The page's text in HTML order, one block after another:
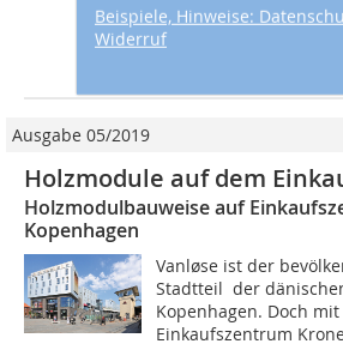
Beispiele, Hinweise:
Widerruf
Schulbauoffensive
Ausgabe 05/2019
Holzmodule auf dem
Holzmodulbauweise auf
Kopenhagen
Vanløse ist der
Stadtteil der
Kopenhagen. Doch
Einkaufszentrum